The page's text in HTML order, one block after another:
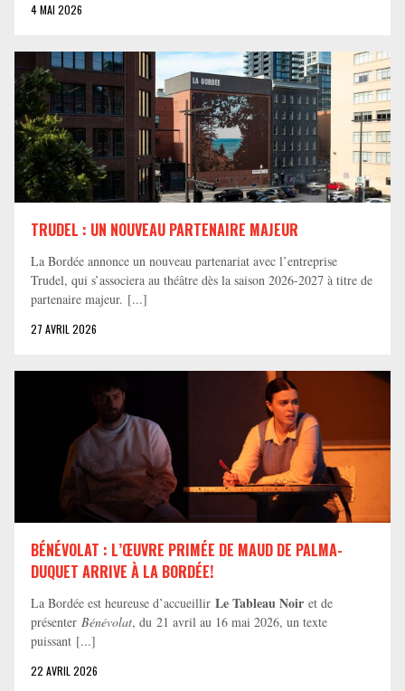
4 MAI 2026
TRUDEL : UN NOUVEAU PARTENAIRE MAJEUR
La Bordée annonce un nouveau partenariat avec l’entreprise
Trudel, qui s’associera au théâtre dès la saison 2026-2027 à titre de
partenaire majeur. [...]
27 AVRIL 2026
BÉNÉVOLAT : L’ŒUVRE PRIMÉE DE MAUD DE PALMA-
DUQUET ARRIVE À LA BORDÉE!
La Bordée est heureuse d’accueillir Le Tableau Noir et de
présenter Bénévolat, du 21 avril au 16 mai 2026, un texte
puissant [...]
22 AVRIL 2026